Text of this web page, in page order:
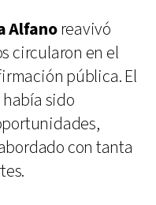
Alfanoreavivó
circularon en el
pública. El
sido
con tanta